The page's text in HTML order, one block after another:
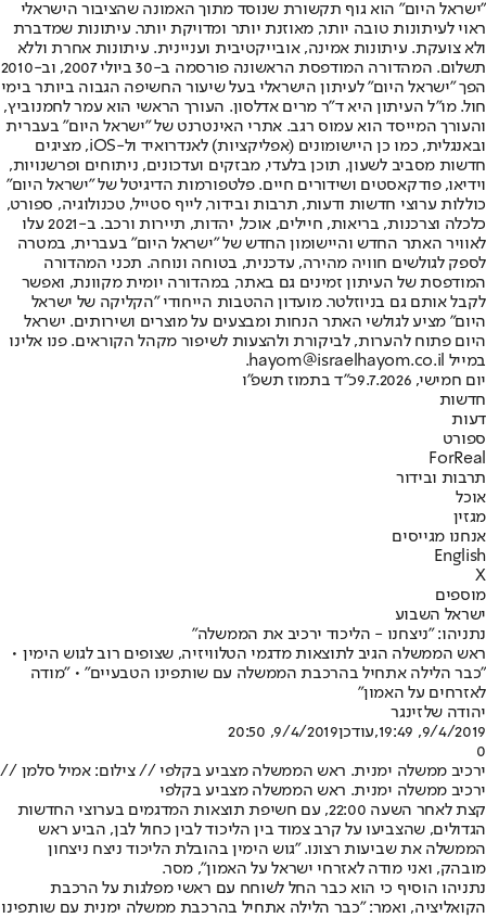
"ישראל היום" הוא גוף תקשורת שנוסד מתוך האמונה שהציבור הישראלי
ראוי לעיתונות טובה יותר, מאוזנת יותר ומדויקת יותר. עיתונות שמדברת
ולא צועקת. עיתונות אמינה, אובייקטיבית ועניינית. עיתונות אחרת וללא
תשלום. המהדורה המודפסת הראשונה פורסמה ב-30 ביולי 2007, וב-2010
הפך "ישראל היום" לעיתון הישראלי בעל שיעור החשיפה הגבוה ביותר בימי
חול. מו"ל העיתון היא ד"ר מרים אדלסון. העורך הראשי הוא עמר לחמנוביץ,
והעורך המייסד הוא עמוס רגב. אתרי האינטרנט של "ישראל היום" בעברית
ובאנגלית, כמו כן היישומונים (אפליקציות) לאנדרואיד ול-iOS, מציגים
חדשות מסביב לשעון, תוכן בלעדי, מבזקים ועדכונים, ניתוחים ופרשנויות,
וידיאו, פודקאסטים ושידורים חיים. פלטפורמות הדיגיטל של "ישראל היום"
כוללות ערוצי חדשות ודעות, תרבות ובידור, לייף סטייל, טכנולוגיה, ספורט,
כלכלה וצרכנות, בריאות, חיילים, אוכל, יהדות, תיירות ורכב. ב-2021 עלו
לאוויר האתר החדש והיישומון החדש של "ישראל היום" בעברית, במטרה
לספק לגולשים חוויה מהירה, עדכנית, בטוחה ונוחה. תכני המהדורה
המודפסת של העיתון זמינים גם באתר, במהדורה יומית מקוונת, ואפשר
לקבל אותם גם בניוזלטר. מועדון ההטבות הייחודי "הקליקה של ישראל
היום" מציע לגולשי האתר הנחות ומבצעים על מוצרים ושירותים. ישראל
היום פתוח להערות, לביקורת ולהצעות לשיפור מקהל הקוראים. פנו אלינו
במייל hayom@israelhayom.co.il.
יום חמישי, 9.7.2026
כ"ד בתמוז תשפ"ו
חדשות
דעות
ספורט
ForReal
תרבות ובידור
אוכל
מגזין
אנחנו מגייסים
English
X
מוספים
ישראל השבוע
נתניהו: "ניצחנו - הליכוד ירכיב את הממשלה"
ראש הממשלה הגיב לתוצאות מדגמי הטלוויזיה, שצופים רוב לגוש הימין •
"כבר הלילה אתחיל בהרכבת הממשלה עם שותפינו הטבעיים" • "מודה
לאזרחים על האמון"
יהודה שלזינגר
9/4/2019, 19:49
,עודכן9/4/2019, 20:50
0
ירכיב ממשלה ימנית. ראש הממשלה מצביע בקלפי // צילום: אמיל סלמן //
ירכיב ממשלה ימנית. ראש הממשלה מצביע בקלפי
קצת לאחר השעה 22:00, עם חשיפת תוצאות המדגמים בערוצי החדשות
הגדולים, שהצביעו על קרב צמוד בין הליכוד לבין כחול לבן, הביע ראש
הממשלה את שביעות רצונו. "גוש הימין בהובלת הליכוד ניצח ניצחון
מובהק, ואני מודה לאזרחי ישראל על האמון", מסר.
נתניהו הוסיף כי הוא כבר החל לשוחח עם ראשי מפלגות על הרכבת
הקואליציה, ואמר: "כבר הלילה אתחיל בהרכבת ממשלה ימנית עם שותפינו